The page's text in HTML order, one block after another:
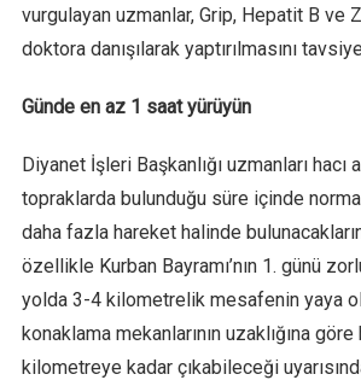
vurgulayan uzmanlar, Grip, Hepatit B ve
doktora danışılarak yaptırılmasını
Günde en az 1 saat yürüyün
Diyanet İşleri Başkanlığı uzmanları hacı
topraklarda bulunduğu süre içinde
daha fazla hareket halinde
özellikle Kurban Bayramı’nın 1. günü
yolda 3-4 kilometrelik mesafenin yaya
konaklama mekanlarının uzaklığına
kilometreye kadar çıkabileceği